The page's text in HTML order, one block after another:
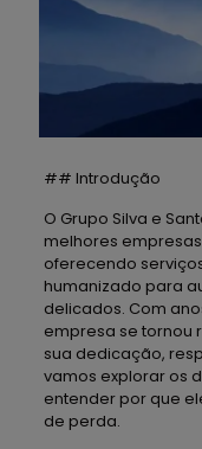
## Introdução
O Grupo Silva e
melhores
oferecendo
humanizado para
delicados. Com
empresa se tornou
sua dedicação,
vamos explorar os
entender por que
de perda.